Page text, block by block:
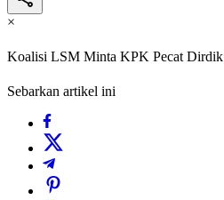
×
Koalisi LSM Minta KPK Pecat Dirdik
Sebarkan artikel ini